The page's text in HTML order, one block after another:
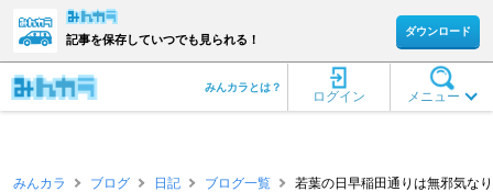
記事を保存していつでも見られる！
ダウンロード
メニュー
ログイン
みんカラとは？
みんカラ ブログ 日記 ブログ一覧 若葉の日早稲田通りは無邪気な